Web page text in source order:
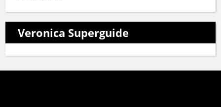
Veronica Superguide